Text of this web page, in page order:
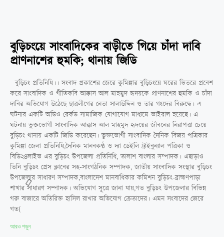
বুড়িচংয়ে সাংবাদিকের বাড়ীতে গিয়ে চাঁদা দাবি
প্রাণনাশের হুমকি; থানায় জিডি
বুড়িচং প্রতিনিধি।। সংবাদ প্রকাশের জেরে কুমিল্লার বুড়িচংয়ে ঘরের ভিতরে প্রবেশ
করে সাংবাদিক ও গীতিকবি আক্কাস আল মাহমুদ হৃদয়কে প্রাণনাশের হুমকি ও চাঁদা
দাবির অভিযোগ উঠেছে ছাত্রলীগের নেতা সালাউদ্দিন ও তার গংদের বিরুদ্ধে। এ
ঘটনার একটি অডিও রের্কড সামাজিক যোগাযোগ মাধ্যমে ভাইরাল হয়েছে। এ
ঘটনায় ভুক্তভোগী সাংবাদিক আক্কাস আল মাহমুদ হৃদয়ের জীবনের নিরাপত্তা চেয়ে
বুড়িচং থানায় একটি জিডি করেছেন। ভুক্তভোগী সাংবাদিক দৈনিক বিজয় পত্রিকার
কুমিল্লা জেলা প্রতিনিধি,দৈনিক মানবকণ্ঠ ও দ্যা ডেইলি ট্রাইবুন্যাল পত্রিকা ও
বিডি২৪লাইভ এর বুড়িচং উপজেলা প্রতিনিধি, তালাশ বাংলার সম্পাদক। এছাড়াও
তিনি বুড়িচং প্রেস ক্লাবের সহ-সাংগঠনিক সম্পাদক, জাতীয় সাংবাদিক সংস্থার বুড়িচং
উপজেলার সাধারণ সম্পাদক,বাংলাদেশ মানবাধিকার কমিশন বুড়িচং-ব্রাহ্মণপাড়া
শাখার সাধারণ সম্পাদক। অভিযোগ সূত্রে জানা যায়,গত বুড়িচং উপজেলার বিভিন্ন
গরু বাজারে অতিরিক্ত হাসিল রাখার অভিযোগ ক্রেতাদের। এমন সংবাদের জেরে
গত(
আরও পড়ুন